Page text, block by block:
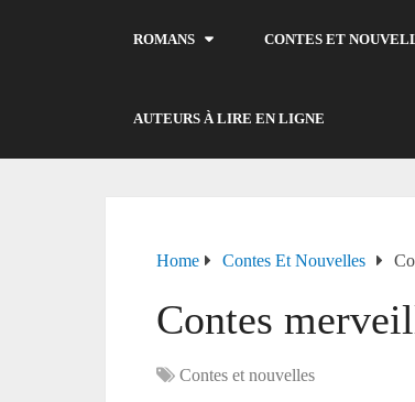
ROMANS CONTES ET
AUTEURS À LIRE EN LIGNE
Home Contes Et Nouvelles
Contes
Contes et nouvelles